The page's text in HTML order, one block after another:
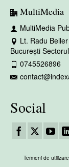
MultiMedia
MultiMedia
Lt. Radu
București
0745526896
Social
Termeni de utilizare